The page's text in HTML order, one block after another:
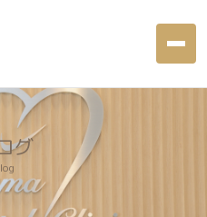
グ